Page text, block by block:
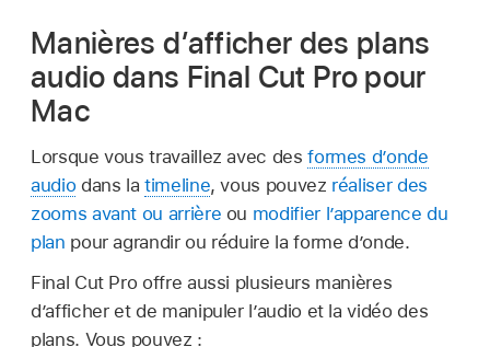
Manières d’afficher des plans
audio dans Final Cut Pro pour
Mac
Lorsque vous travaillez avec desformes d’onde
audiodans latimeline, vous pouvez réaliser des
zooms avant ou arrière ou modifier l’apparence du
plan pour agrandir ou réduire la forme d’onde.
Final Cut Pro offre aussi plusieurs manières
d’afficher et de manipuler l’audio et la vidéo des
plans. Vous pouvez :